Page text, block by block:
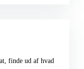
finde ud af hvad